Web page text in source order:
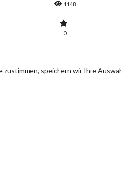
1148
0
speichern wir Ihre